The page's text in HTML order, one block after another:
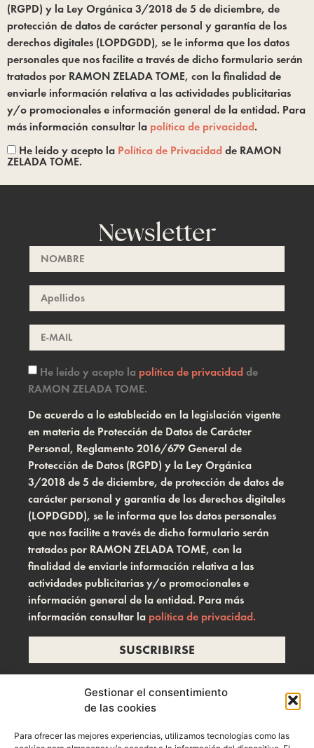
Gestionar el consentimiento
de las cookies
Para ofrecer las mejores experiencias, utilizamos tecnologías como las
(RGPD) y la Ley Orgánica 3/2018 de 5 de diciembre, de
protección de datos de carácter personal y garantía de los
derechos digitales (LOPDGDD), se le informa que los datos
personales que nos facilite a través de dicho formulario serán
tratados por RAMON ZELADA TOME, con la finalidad de
enviarle información relativa a las actividades publicitarias
y/o promocionales e información general de la entidad. Para
más información consultar la política de privacidad.
He leído y acepto la Política de Privacidadde RAMON
ZELADA TOME.
Newsletter
He leído y acepto la política de privacidadde
RAMON ZELADA TOME.
De acuerdo a lo establecido en la legislación vigente
en materia de Protección de Datos de Carácter
Personal, Reglamento 2016/679 General de
Protección de Datos (RGPD) y la Ley Orgánica
3/2018 de 5 de diciembre, de protección de datos de
carácter personal y garantía de los derechos digitales
(LOPDGDD), se le informa que los datos personales
que nos facilite a través de dicho formulario serán
tratados por RAMON ZELADA TOME, con la
finalidad de enviarle información relativa a las
actividades publicitarias y/o promocionales e
información general de la entidad. Para más
información consultar la política de privacidad.
SUSCRIBIRSE
info@ramonzelada.com